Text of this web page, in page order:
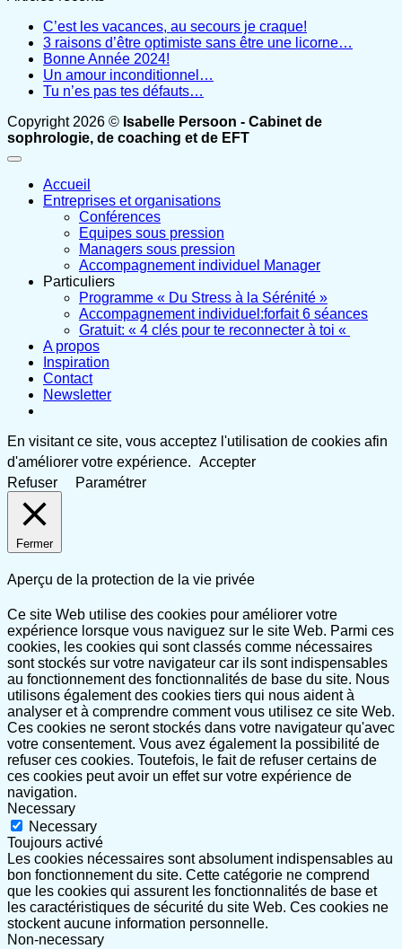
C’est les vacances, au secours je craque!
3 raisons d’être optimiste sans être une licorne…
Bonne Année 2024!
Un amour inconditionnel…
Tu n’es pas tes défauts…
Copyright 2026 © Isabelle Persoon - Cabinet de
sophrologie, de coaching et de EFT
Accueil
Entreprises et organisations
Conférences
Equipes sous pression
Managers sous pression
Accompagnement individuel Manager
Particuliers
Programme « Du Stress à la Sérénité »
Accompagnement individuel:forfait 6 séances
Gratuit: « 4 clés pour te reconnecter à toi «
A propos
Inspiration
Contact
Newsletter
En visitant ce site, vous acceptez l'utilisation de cookies afin
d'améliorer votre expérience. Accepter
Refuser
Paramétrer
Fermer
Aperçu de la protection de la vie privée
Ce site Web utilise des cookies pour améliorer votre
expérience lorsque vous naviguez sur le site Web. Parmi ces
cookies, les cookies qui sont classés comme nécessaires
sont stockés sur votre navigateur car ils sont indispensables
au fonctionnement des fonctionnalités de base du site. Nous
utilisons également des cookies tiers qui nous aident à
analyser et à comprendre comment vous utilisez ce site Web.
Ces cookies ne seront stockés dans votre navigateur qu'avec
votre consentement. Vous avez également la possibilité de
refuser ces cookies. Toutefois, le fait de refuser certains de
ces cookies peut avoir un effet sur votre expérience de
navigation.
Necessary
Necessary
Toujours activé
Les cookies nécessaires sont absolument indispensables au
bon fonctionnement du site. Cette catégorie ne comprend
que les cookies qui assurent les fonctionnalités de base et
les caractéristiques de sécurité du site Web. Ces cookies ne
stockent aucune information personnelle.
Non-necessary